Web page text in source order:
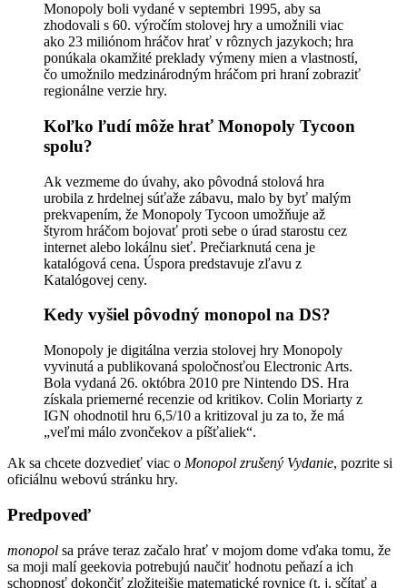
Monopoly boli vydané v septembri 1995, aby sa
zhodovali s 60. výročím stolovej hry a umožnili viac
ako 23 miliónom hráčov hrať v rôznych jazykoch; hra
ponúkala okamžité preklady výmeny mien a vlastností,
čo umožnilo medzinárodným hráčom pri hraní zobraziť
regionálne verzie hry.
Koľko ľudí môže hrať Monopoly Tycoon
spolu?
Ak vezmeme do úvahy, ako pôvodná stolová hra
urobila z hrdelnej súťaže zábavu, malo by byť malým
prekvapením, že Monopoly Tycoon umožňuje až
štyrom hráčom bojovať proti sebe o úrad starostu cez
internet alebo lokálnu sieť. Prečiarknutá cena je
katalógová cena. Úspora predstavuje zľavu z
Katalógovej ceny.
Kedy vyšiel pôvodný monopol na DS?
Monopoly je digitálna verzia stolovej hry Monopoly
vyvinutá a publikovaná spoločnosťou Electronic Arts.
Bola vydaná 26. októbra 2010 pre Nintendo DS. Hra
získala priemerné recenzie od kritikov. Colin Moriarty z
IGN ohodnotil hru 6,5/10 a kritizoval ju za to, že má
„veľmi málo zvončekov a píšťaliek“.
Ak sa chcete dozvedieť viac o Monopol zrušený Vydanie, pozrite si
oficiálnu webovú stránku hry.
Predpoveď
monopol sa práve teraz začalo hrať v mojom dome vďaka tomu, že
sa moji malí geekovia potrebujú naučiť hodnotu peňazí a ich
schopnosť dokončiť zložitejšie matematické rovnice (t. j. sčítať a